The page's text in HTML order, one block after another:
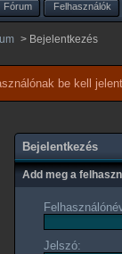
Fórum Felhasználók
> Bejelentkezés
be kell
Bejelentkezés
Add meg a
Jelszó: